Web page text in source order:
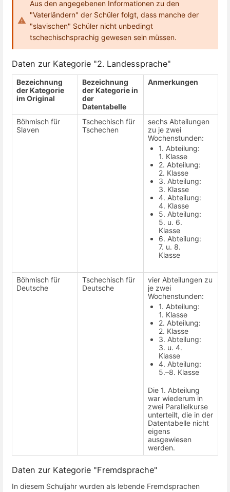
Aus den angegebenen Informationen zu den
"Vaterländern" der Schüler folgt, dass manche der
"slavischen" Schüler nicht unbedingt
tschechischsprachig gewesen sein müssen.
Daten zur Kategorie "2. Landessprache"
Bezeichnung
der Kategorie
im Original
Bezeichnung
der Kategorie in
der
Datentabelle
Anmerkungen
Böhmisch für
Slaven
Tschechisch für
Tschechen
sechs Abteilungen
zu je zwei
Wochenstunden:
1. Abteilung:
1. Klasse
2. Abteilung:
2. Klasse
3. Abteilung:
3. Klasse
4. Abteilung:
4. Klasse
5. Abteilung:
5. u. 6.
Klasse
6. Abteilung:
7. u. 8.
Klasse
Böhmisch für
Deutsche
Tschechisch für
Deutsche
vier Abteilungen zu
je zwei
Wochenstunden:
1. Abteilung:
1. Klasse
2. Abteilung:
2. Klasse
3. Abteilung:
3. u. 4.
Klasse
4. Abteilung:
5.–8. Klasse
Die 1. Abteilung
war wiederum in
zwei Parallelkurse
unterteilt, die in der
Datentabelle nicht
eigens
ausgewiesen
werden.
Daten zur Kategorie "Fremdsprache"
In diesem Schuljahr wurden als lebende Fremdsprachen